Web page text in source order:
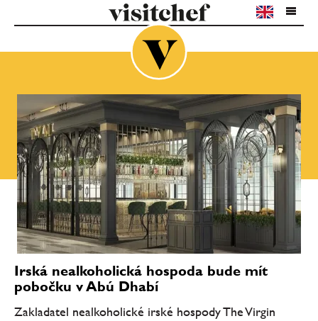
Irská nealkoholická hospoda bude mít
pobočku v Abú Dhabí
Zakladatel nealkoholické irské hospody The Virgin